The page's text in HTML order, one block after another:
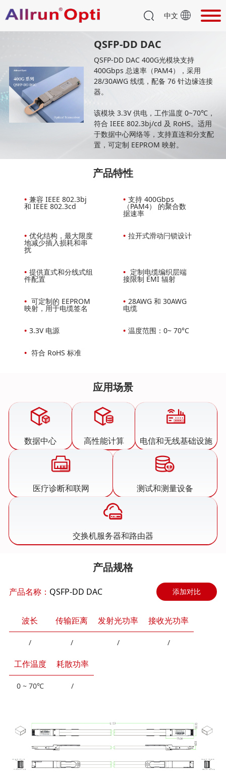
中文
QSFP-DD DAC
QSFP-DD DAC 400G光模块支持
400Gbps 总速率（PAM4），采用
28/30AWG 线缆，配备 76 针边缘连接
器。
该模块 3.3V 供电，工作温度 0~70℃，
符合 IEEE 802.3bj/cd 及 RoHS。适用
于数据中心网络等，支持直连和分支配
置，可定制 EEPROM 映射。
产品特性
• 兼容 IEEE 802.3bj
和 IEEE 802.3cd
• 支持 400Gbps
（PAM4） 的聚合数
据速率
• 优化结构，最大限度
地减少插入损耗和串
扰
• 拉开式滑动闩锁设计
• 提供直式和分线式组
件配置
• 定制电缆编织层端
接限制 EMI 辐射
• 可定制的 EEPROM
映射，用于电缆签名
• 28AWG 和 30AWG
电缆
• 3.3V 电源 • 温度范围：0~ 70°C
• 符合 RoHS 标准
应用场景
数据中心 高性能计算 电信和无线基础设施
医疗诊断和联网 测试和测量设备
交换机服务器和路由器
产品规格
产品名称： QSFP-DD DAC 添加对比
波长
/
传输距离
/
发射光功率
/
接收光功率
/
工作温度
0 ~ 70℃
耗散功率
/